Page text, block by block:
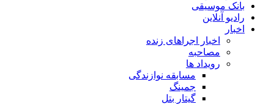
بانک موسیقی
رادیو آنلاین
اخبار
اخبار اجراهای زنده
مصاحبه
رویداد ها
مسابقه نوازندگی
جمینگ
گیتار بتل